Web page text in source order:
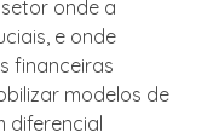
onde a
e onde
financeiras
modelos de
diferencial